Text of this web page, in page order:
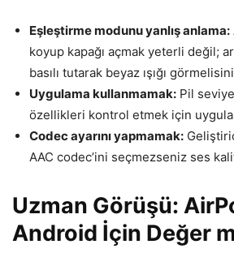
Eşleştirme modunu yanlış anlama:
koyup kapağı açmak yeterli değil;
basılı tutarak beyaz ışığı
Uygulama kullanmamak: Pil
özellikleri kontrol etmek için
Codec ayarını yapmamak:
AAC codec’ini seçmezseniz ses
Uzman Görüşü:
Android İçin Değer